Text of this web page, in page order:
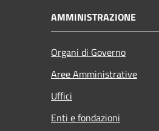
AMMINISTRAZIONE
Organi di Governo
Aree Amministrative
Uffici
Enti e fondazioni